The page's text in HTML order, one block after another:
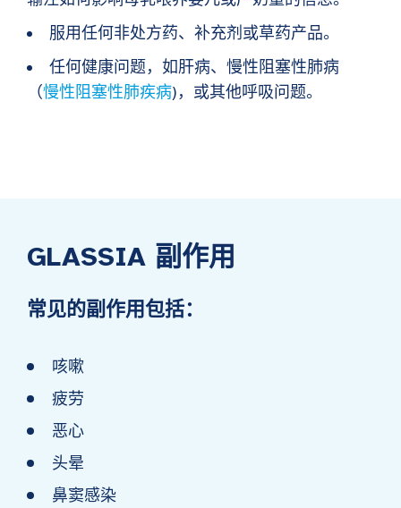
服用任何非处方药、补充剂或草药产品。
任何健康问题，如肝病、慢性阻塞性肺病
（慢性阻塞性肺疾病)，或其他呼吸问题。
GLASSIA 副作用
常见的副作用包括：
咳嗽
疲劳
恶心
头晕
鼻窦感染